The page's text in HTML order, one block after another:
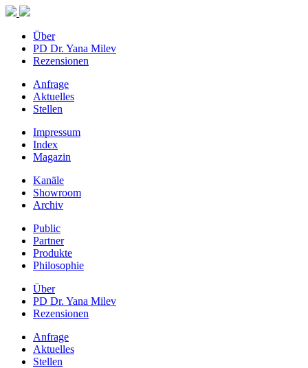
Über
PD Dr. Yana Milev
Rezensionen
Anfrage
Aktuelles
Stellen
Impressum
Index
Magazin
Kanäle
Showroom
Archiv
Public
Partner
Produkte
Philosophie
Über
PD Dr. Yana Milev
Rezensionen
Anfrage
Aktuelles
Stellen